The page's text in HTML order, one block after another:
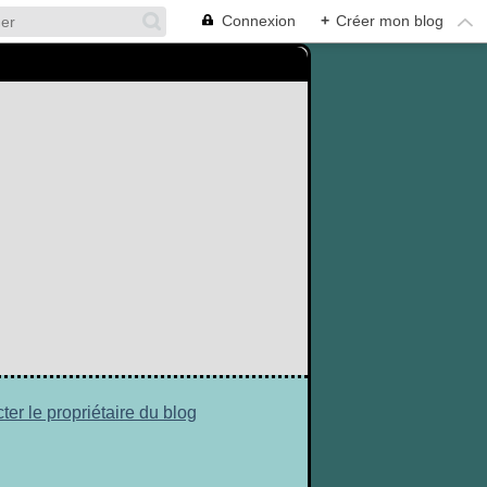
Connexion + Créer mon blog
le propriétaire du blog